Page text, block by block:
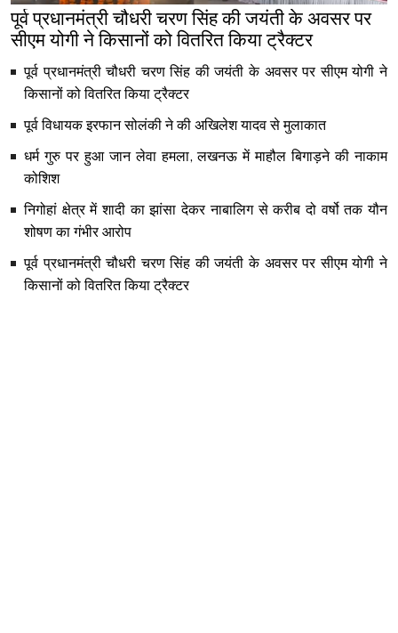
पूर्व प्रधानमंत्री चौधरी चरण सिंह की जयंती के अवसर पर
सीएम योगी ने किसानों को वितरित किया ट्रैक्टर
पूर्व प्रधानमंत्री चौधरी चरण सिंह की जयंती के अवसर पर सीएम योगी ने
किसानों को वितरित किया ट्रैक्टर
पूर्व विधायक इरफान सोलंकी ने की अखिलेश यादव से मुलाकात
धर्म गुरु पर हुआ जान लेवा हमला, लखनऊ में माहौल बिगाड़ने की नाकाम
कोशिश
निगोहां क्षेत्र में शादी का झांसा देकर नाबालिग से करीब दो वर्षो तक यौन
शोषण का गंभीर आरोप
पूर्व प्रधानमंत्री चौधरी चरण सिंह की जयंती के अवसर पर सीएम योगी ने
किसानों को वितरित किया ट्रैक्टर